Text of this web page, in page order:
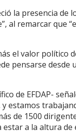
la presencia de
al remarcar que
el valor
pensarse
de EFDAP-
estamos
de 1500
a la altura de